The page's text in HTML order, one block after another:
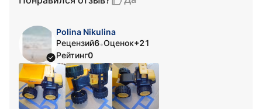
Polina Nikulina
Рецензий6•Оценок+21
Рейтинг0